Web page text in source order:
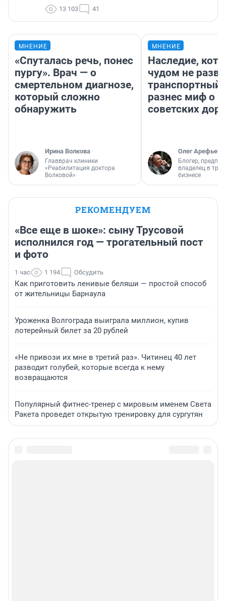
13 103 41
МНЕНИЕ
«Спуталась речь, понес
пургу». Врач — о
смертельном диагнозе,
который сложно
обнаружить
Ирина Волкова
Главврач клиники
«Реабилитация доктора
Волковой»
МНЕНИЕ
Наследие,
чудом не
транспортный
разнес миф о
советских
Олег Арефьев
Блогер,
владелец в
бизнесе
РЕКОМЕНДУЕМ
«Все еще в шоке»: сыну Трусовой
исполнился год — трогательный пост
и фото
1 час 1 194 Обсудить
Как приготовить ленивые беляши — простой способ
от жительницы Барнаула
Уроженка Волгограда выиграла миллион, купив
лотерейный билет за 20 рублей
«Не привози их мне в третий раз». Читинец 40 лет
разводит голубей, которые всегда к нему
возвращаются
Популярный фитнес-тренер с мировым именем Света
Ракета проведет открытую тренировку для сургутян